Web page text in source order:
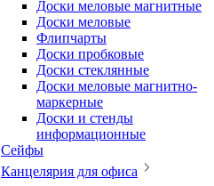
Доски меловые магнитные
Доски меловые
Флипчарты
Доски пробковые
Доски стеклянные
Доски меловые магнитно-
маркерные
Доски и стенды
информационные
Сейфы
Канцелярия для офиса